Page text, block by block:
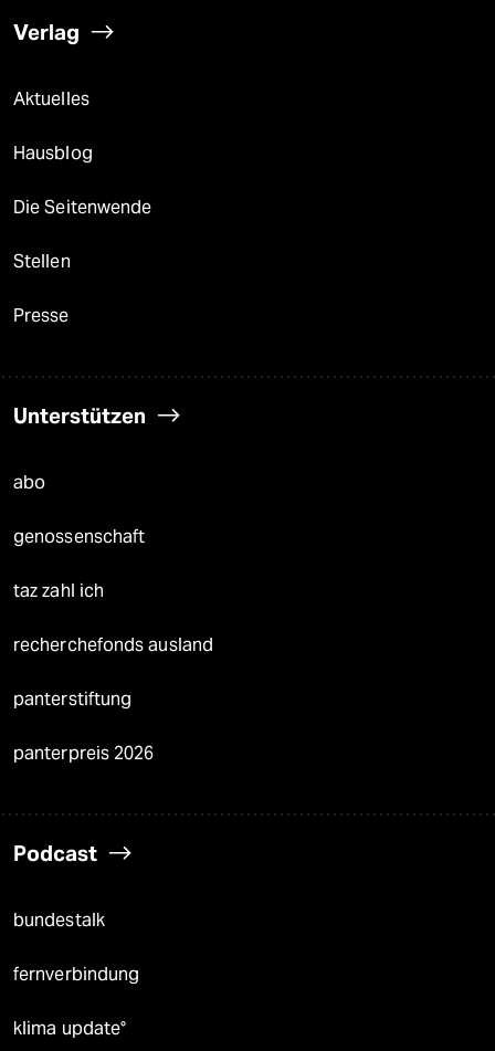
Verlag
Aktuelles
Hausblog
Die Seitenwende
Stellen
Presse
Unterstützen
abo
genossenschaft
taz zahl ich
recherchefonds ausland
panterstiftung
panterpreis 2026
Podcast
bundestalk
fernverbindung
klima update°